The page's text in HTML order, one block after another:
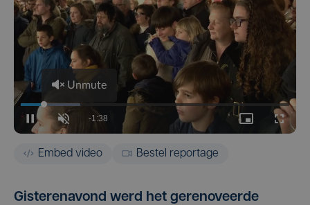
Embed video Bestel reportage
Gisterenavond werd het gerenoveerde